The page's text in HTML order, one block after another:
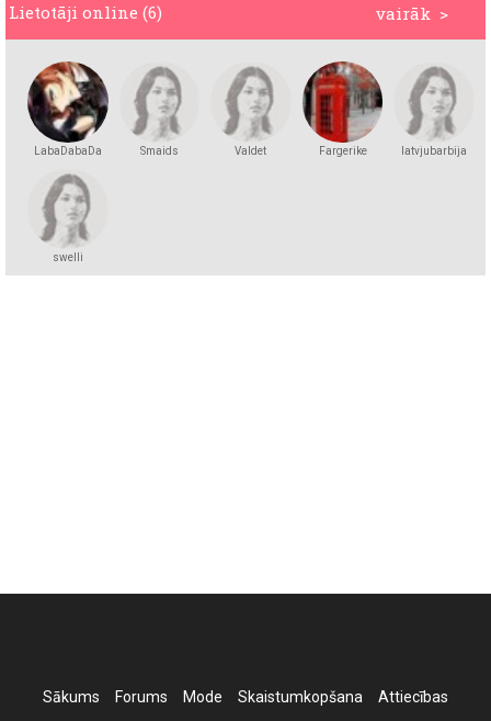
vairāk >
Lietotāji online (6)
LabaDabaDa Smaids Valdet Fargerike latvjubarbija
swelli
Sākums Forums Mode Skaistumkopšana
Attiecības